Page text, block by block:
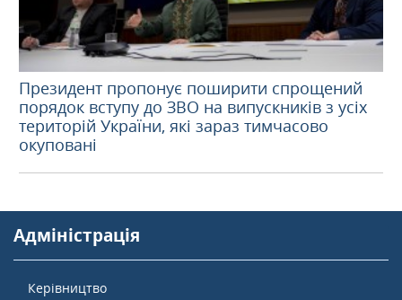
Президент пропонує поширити спрощений
порядок вступу до ЗВО на випускників з усіх
територій України, які зараз тимчасово
окуповані
Адміністрація
Керівництво